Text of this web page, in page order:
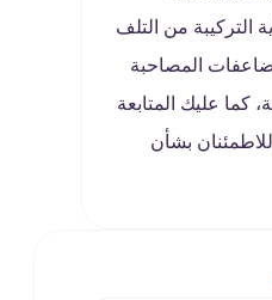
التركيبة من التلف
المصاحبة
كما عليك المتابعة
بشأن